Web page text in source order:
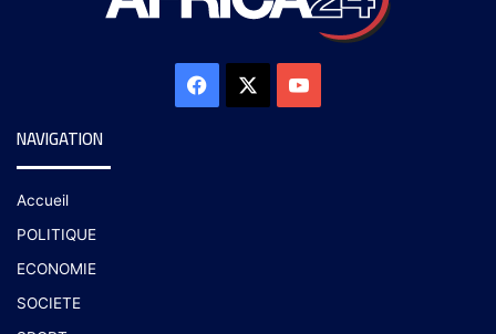
NAVIGATION
Accueil
POLITIQUE
ECONOMIE
SOCIETE